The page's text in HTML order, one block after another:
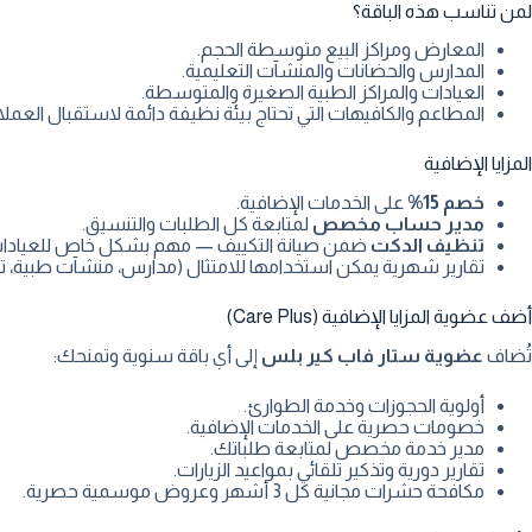
لمن تناسب هذه الباقة؟
المعارض ومراكز البيع متوسطة الحجم.
المدارس والحضانات والمنشآت التعليمية.
العيادات والمراكز الطبية الصغيرة والمتوسطة.
المطاعم والكافيهات التي تحتاج بيئة نظيفة دائمة لاستقبال
المزايا الإضافية
خصم 15%
على الخدمات الإضافية.
مدير حساب مخصص لمتابعة كل الطلبات والتنسيق.
تنظيف الدكت ضمن صيانة التكييف — مهم بشكل خاص
تقارير شهرية يمكن استخدامها للامتثال (مدارس، منشآت طبية،
أضف عضوية المزايا الإضافية (Care Plus)
تُضاف عضوية ستار فاب كير بلس إلى أي باقة سنوية وتمنحك:
أولوية الحجوزات وخدمة الطوارئ.
خصومات حصرية على الخدمات الإضافية.
مدير خدمة مخصص لمتابعة طلباتك.
تقارير دورية وتذكير تلقائي بمواعيد الزيارات.
مكافحة حشرات مجانية كل 3 أشهر وعروض موسمية حصرية.